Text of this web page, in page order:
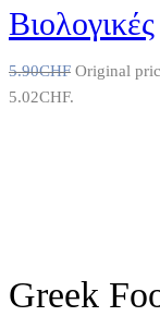
Βιολογικές
5.90CHF Original
5.02CHF.
Greek